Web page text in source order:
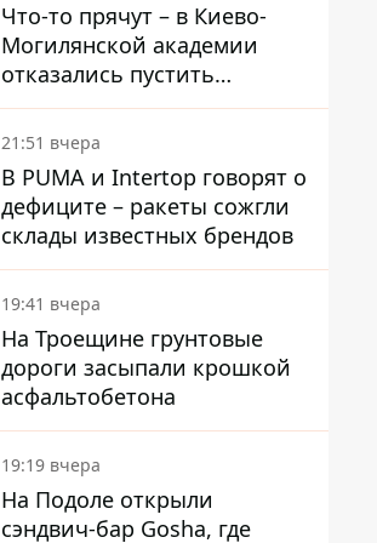
Что-то прячут – в Киево-
Могилянской академии
отказались пустить
комиссию по охране
памятников на территорию
21:51 вчера
В PUMA и Intertop говорят о
дефиците – ракеты сожгли
склады известных брендов
19:41 вчера
На Троещине грунтовые
дороги засыпали крошкой
асфальтобетона
19:19 вчера
На Подоле открыли
сэндвич-бар Gosha, где